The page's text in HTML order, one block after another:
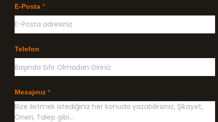
c
e
i
l
e
E-Posta *
Telefon
Mesajınız *